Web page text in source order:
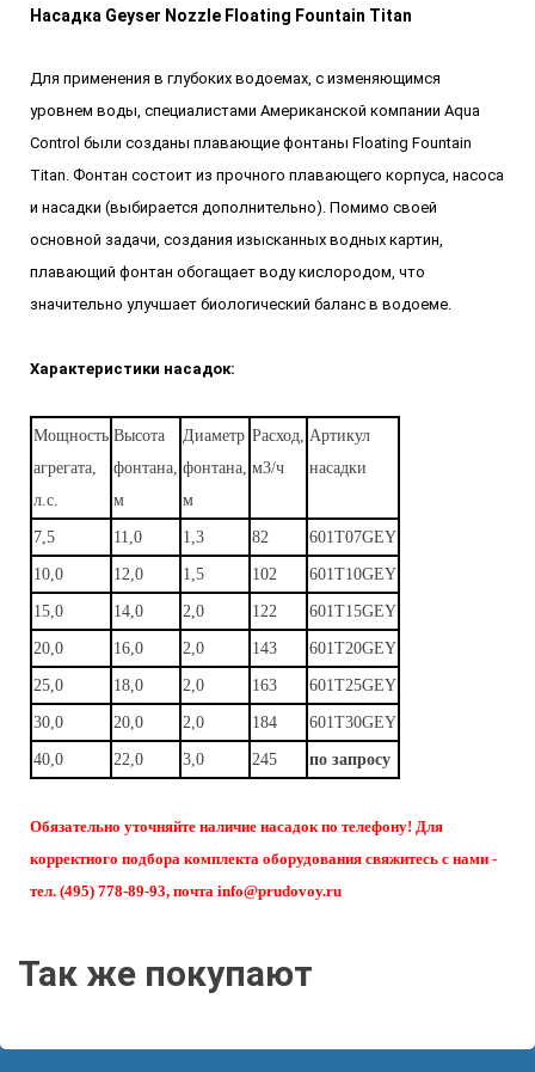
Насадка Geyser Nozzle Floating Fountain Titan
Для применения в глубоких водоемах, с изменяющимся
уровнем воды, специалистами Американской компании Aqua
Control были созданы плавающие фонтаны Floating Fountain
Titan. Фонтан состоит из прочного плавающего корпуса, насоса
и насадки (выбирается дополнительно). Помимо своей
основной задачи, создания изысканных водных картин,
плавающий фонтан обогащает воду кислородом, что
значительно улучшает биологический баланс в водоеме.
Характеристики насадок:
Мощность
агрегата,
л.с.
Высота
фонтана,
м
Диаметр
фонтана,
м
Расход,
м3/ч
Артикул
насадки
7,5 11,0 1,3 82 601T07GEY
10,0 12,0 1,5 102 601T10GEY
15,0 14,0 2,0 122 601T15GEY
20,0 16,0 2,0 143 601T20GEY
25,0 18,0 2,0 163 601T25GEY
30,0 20,0 2,0 184 601T30GEY
40,0 22,0 3,0 245 по запросу
Обязательно уточняйте наличие насадок по телефону! Для
корректного подбора комплекта оборудования свяжитесь с нами -
тел. (495) 778-89-93, почта info@prudovoy.ru
Так же покупают